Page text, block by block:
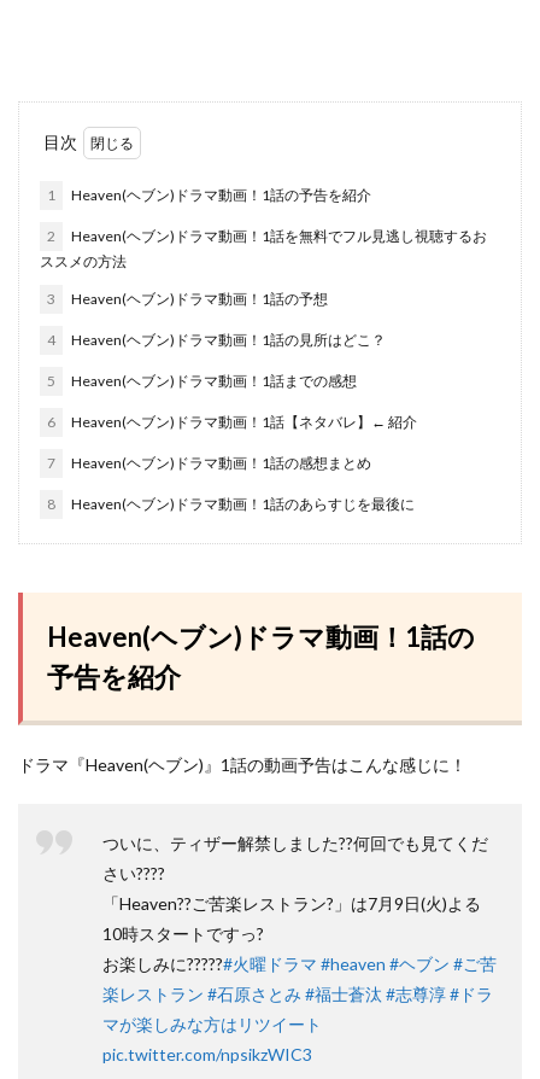
目次
1 Heaven(ヘブン)ドラマ動画！1話の予告を紹介
2
Heaven(ヘブン)ドラマ動画！1話を無料でフル見逃し視聴するお
ススメの方法
3 Heaven(ヘブン)ドラマ動画！1話の予想
4 Heaven(ヘブン)ドラマ動画！1話の見所はどこ？
5 Heaven(ヘブン)ドラマ動画！1話までの感想
6 Heaven(ヘブン)ドラマ動画！1話【ネタバレ】← 紹介
7 Heaven(ヘブン)ドラマ動画！1話の感想まとめ
8 Heaven(ヘブン)ドラマ動画！1話のあらすじを最後に
Heaven(ヘブン)ドラマ動画！1話の
予告を紹介
ドラマ『Heaven(ヘブン)』1話の動画予告はこんな感じに！
ついに、ティザー解禁しました??何回でも見てくだ
さい????
「Heaven??ご苦楽レストラン?」は7月9日(火)よる
10時スタートですっ?
お楽しみに?????#火曜ドラマ #heaven #ヘブン #ご苦
楽レストラン #石原さとみ #福士蒼汰 #志尊淳#ドラ
マが楽しみな方はリツイート
pic.twitter.com/npsikzWIC3